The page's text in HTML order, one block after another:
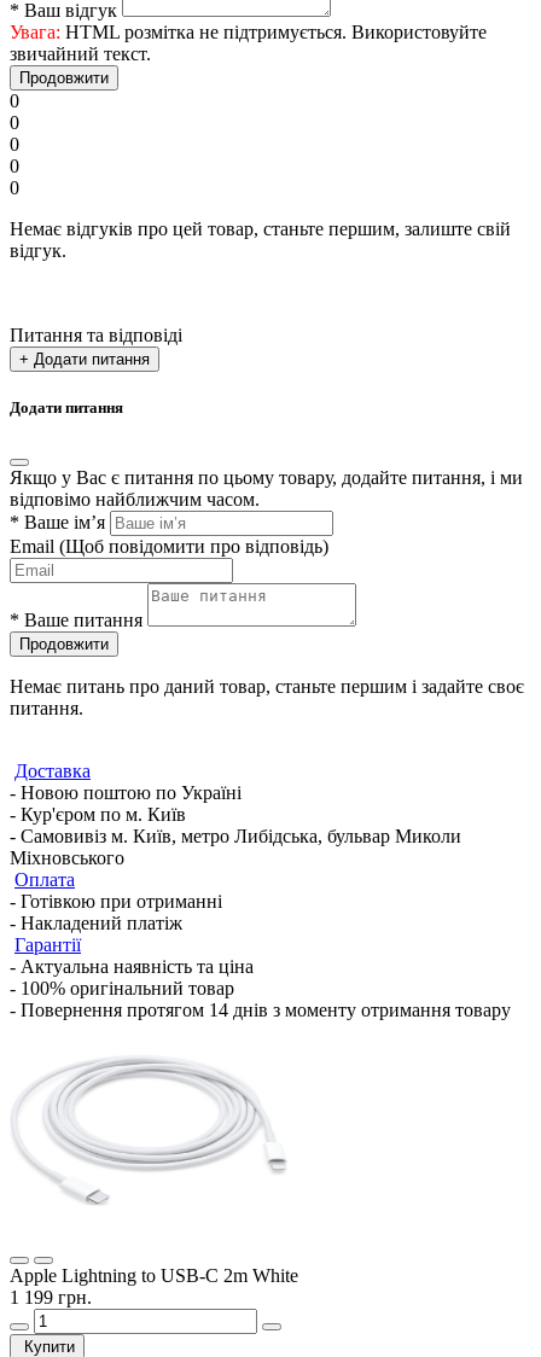
* Ваш відгук
Увага: HTML розмітка не підтримується. Використовуйте
звичайний текст.
Продовжити
0
0
0
0
0
Немає відгуків про цей товар, станьте першим, залиште свій
відгук.
Питання та відповіді
+ Додати питання
Додати питання
Якщо у Вас є питання по цьому товару, додайте питання, і ми
відповімо найближчим часом.
* Ваше ім’я
Email (Щоб повідомити про відповідь)
* Ваше питання
Продовжити
Немає питань про даний товар, станьте першим і задайте своє
питання.
Доставка
- Новою поштою по Україні
- Кур'єром по м. Київ
- Самовивіз м. Київ, метро Либідська, бульвар Миколи
Міхновського
Оплата
- Готівкою при отриманні
- Накладений платіж
Гарантії
- Актуальна наявність та ціна
- 100% оригінальний товар
- Повернення протягом 14 днів з моменту отримання товару
Apple Lightning to USB-C 2m White
1 199 грн.
Купити